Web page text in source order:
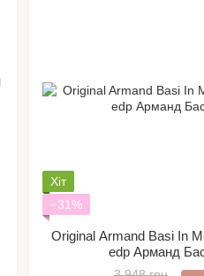
Хіт
−31%
Original Armand Basi In
edp Арманд